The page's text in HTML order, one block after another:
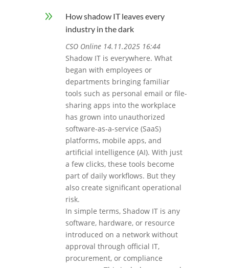
9
How shadow IT leaves every
industry in the dark
CSO Online 14.11.2025 16:44
Shadow IT is everywhere. What
began with employees or
departments bringing familiar
tools such as personal email or file-
sharing apps into the workplace
has grown into unauthorized
software-as-a-service (SaaS)
platforms, mobile apps, and
artificial intelligence (AI). With just
a few clicks, these tools become
part of daily workflows. But they
also create significant operational
risk.
In simple terms, Shadow IT is any
software, hardware, or resource
introduced on a network without
approval through official IT,
procurement, or compliance